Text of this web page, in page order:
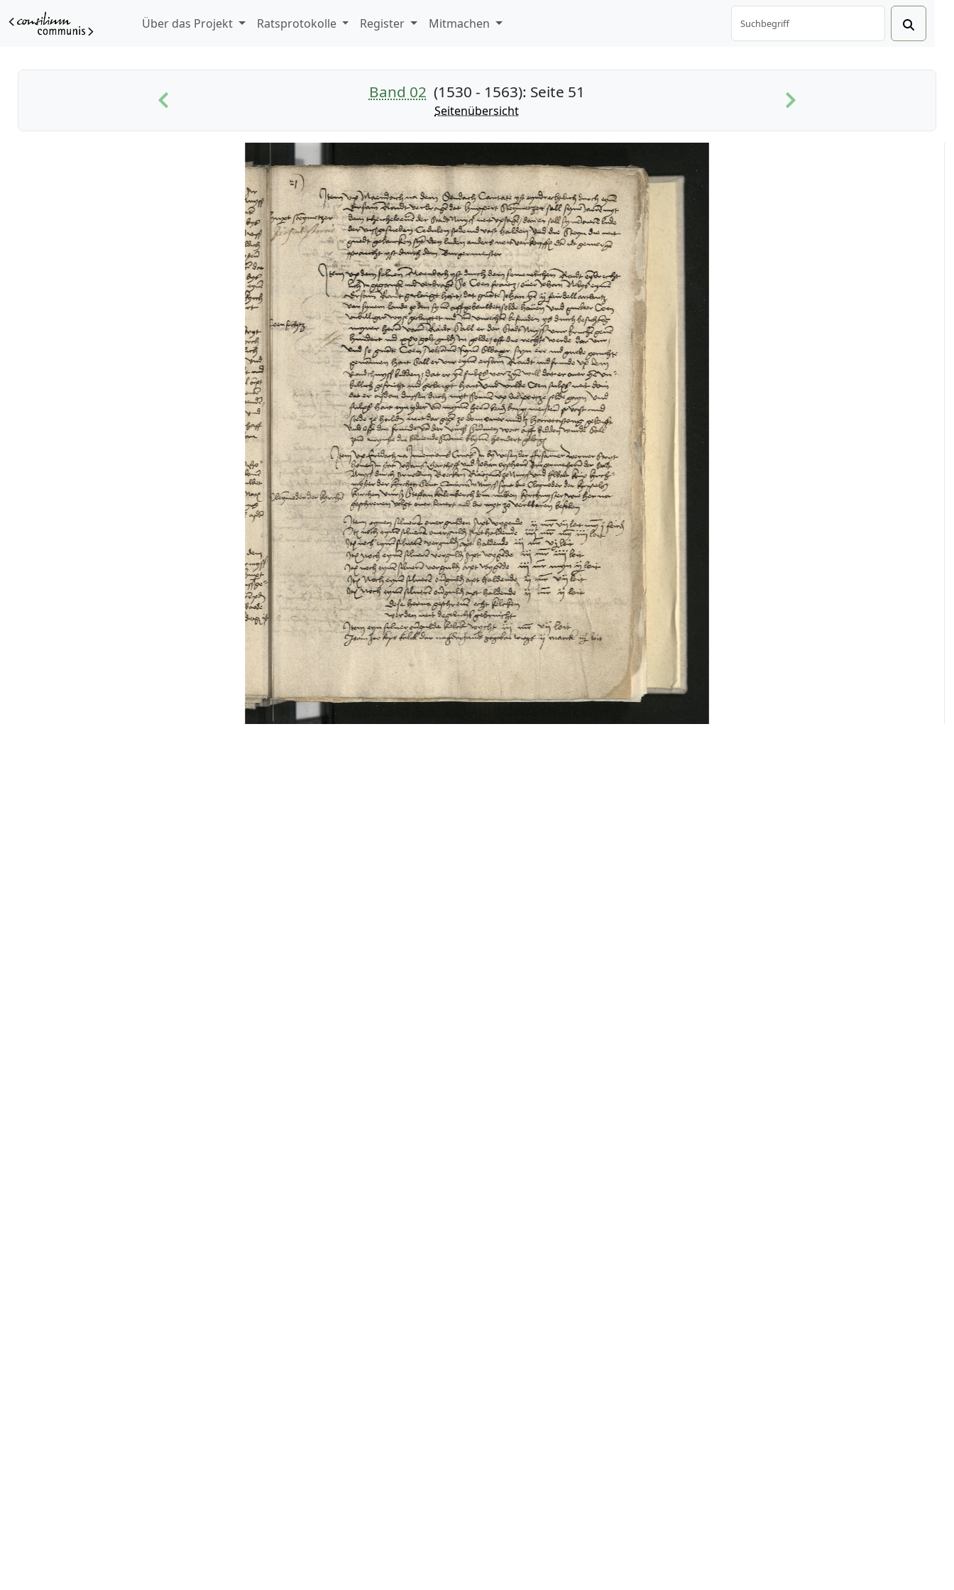
Über das Projekt Ratsprotokolle Register Mitmachen
Band 02 (1530 - 1563): Seite 51
Seitenübersicht